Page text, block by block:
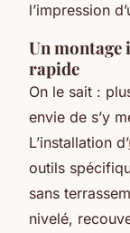
l’impression
Un
rapide
On le sait :
envie de s’y
L’installation d’
outils
sans
nivelé,